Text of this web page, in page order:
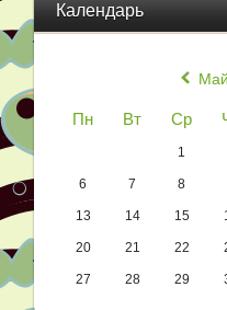
Календарь
«
Пн Вт Ср
1
6 7 8
13 14 15
20 21 22
27 28 29